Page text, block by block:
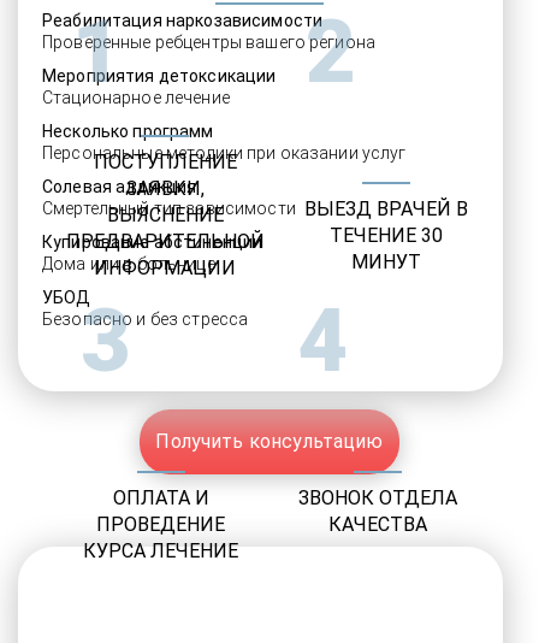
Реабилитация наркозависимости
Проверенные ребцентры вашего региона
Мероприятия детоксикации
Стационарное лечение
Несколько программ
Персональные методики при оказании услуг
Солевая аддикция
Смертельный тип зависимости
Купирование абстиненции
Дома или в больнице
УБОД
Безопасно и без стресса
Получить консультацию
1
ПОСТУПЛЕНИЕ
ЗАЯВКИ,
ВЫЯСНЕНИЕ
ПРЕДВАРИТЕЛЬНОЙ
ИНФОРМАЦИИ
2
ВЫЕЗД ВРАЧЕЙ В
ТЕЧЕНИЕ 30
МИНУТ
3
ОПЛАТА И
ПРОВЕДЕНИЕ
КУРСА ЛЕЧЕНИЕ
4
ЗВОНОК ОТДЕЛА
КАЧЕСТВА